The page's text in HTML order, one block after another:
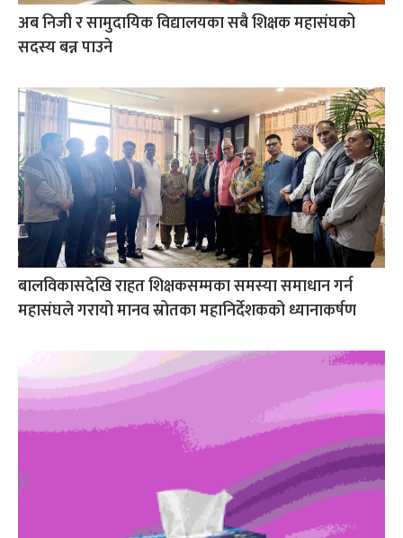
अब निजी र सामुदायिक विद्यालयका सबै शिक्षक महासंघको
सदस्य बन्न पाउने
बालविकासदेखि राहत शिक्षकसम्मका समस्या समाधान गर्न
महासंघले गरायो मानव स्रोतका महानिर्देशकको ध्यानाकर्षण